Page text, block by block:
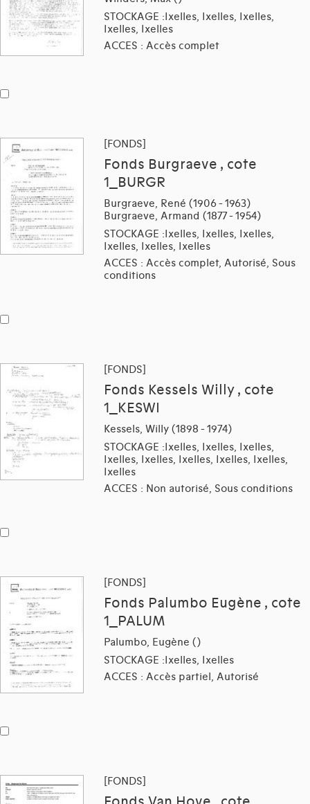
STOCKAGE :Ixelles, Ixelles, Ixelles,
Ixelles, Ixelles
ACCES : Accès complet
[FONDS]
Fonds Burgraeve , cote
1_BURGR
Burgraeve, René (1906 - 1963)
Burgraeve, Armand (1877 - 1954)
STOCKAGE :Ixelles, Ixelles, Ixelles,
Ixelles, Ixelles, Ixelles
ACCES : Accès complet, Autorisé, Sous
conditions
[FONDS]
Fonds Kessels Willy , cote
1_KESWI
Kessels, Willy (1898 - 1974)
STOCKAGE :Ixelles, Ixelles, Ixelles,
Ixelles, Ixelles, Ixelles, Ixelles, Ixelles,
Ixelles
ACCES : Non autorisé, Sous conditions
[FONDS]
Fonds Palumbo Eugène , cote
1_PALUM
Palumbo, Eugène ()
STOCKAGE :Ixelles, Ixelles
ACCES : Accès partiel, Autorisé
[FONDS]